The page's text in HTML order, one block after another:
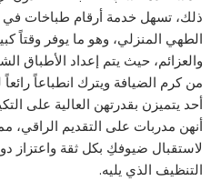
ذلك، تسهل خدمة أرقام طباخات
الطهي المنزلي، وهو ما يوفر وقتاً
والعزائم، حيث يتم إعداد الأطباق
من كرم الضيافة ويترك انطباعاً
أحد يتميزن بقدرتهن العالية على
أنهن مدربات على التقديم الراقي،
لاستقبال ضيوفكِ بكل ثقة واعتزاز
التنظيف الذي يليه.